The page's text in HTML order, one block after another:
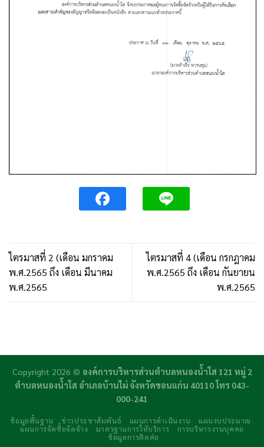
ไตรมาสที่ 2 (เดือน มกราคม
พ.ศ.2565 ถึง เดือน มีนาคม
พ.ศ.2565
ไตรมาสที่ 4 (เดือน กรกฎาคม
พ.ศ.2565 ถึง เดือน กันยายน
พ.ศ.2565
Copyright 2026 © องค์การบริหารส่วนตำบลหนองน้ำใส 121 หมู่ 2
ตำบลหนองน้ำใส อำเภอบ้านไผ่ จังหวัดขอนแก่น 40110 โทร 043-
000-241
ข้อมูลพื้นฐาน ข่าวประชาสัมพันธ์ แผนการดำเนินงาน
แผนงบประมาณ
แผนการจัดซื้อจัดจ้าง
มาตรฐานการให้บริการ
การบริหารงานบุคคล
ข้อมูลการติดต่อ